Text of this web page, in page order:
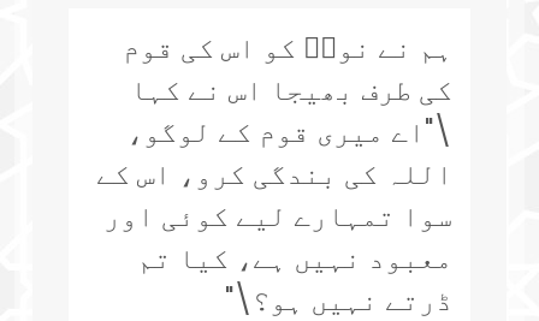
ہم نے نوحؑ کو اس کی قوم
کی طرف بھیجا اس نے کہا
\"اے میری قوم کے لوگو،
اللہ کی بندگی کرو، اس کے
سوا تمہارے لیے کوئی اور
معبود نہیں ہے، کیا تم
ڈرتے نہیں ہو؟\"